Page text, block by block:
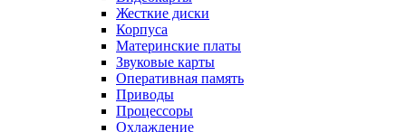
Жесткие диски
Корпуса
Материнские платы
Звуковые карты
Оперативная память
Приводы
Процессоры
Охлаждение